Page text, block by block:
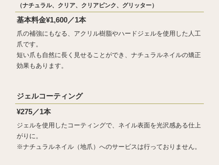
（ナチュラル、クリア、クリアピンク、グリッター）
基本料金¥1,600／1本
爪の補強にもなる、アクリル樹脂やハードジェルを使用した人工
爪です。
短い爪も自然に長く見せることができ、ナチュラルネイルの矯正
効果もあります。
ジェルコーティング
¥275／1本
ジェルを使用したコーティングで、ネイル表面を光沢感ある仕上
がりに。
※ナチュラルネイル（地爪）へのサービスは行っておりません。